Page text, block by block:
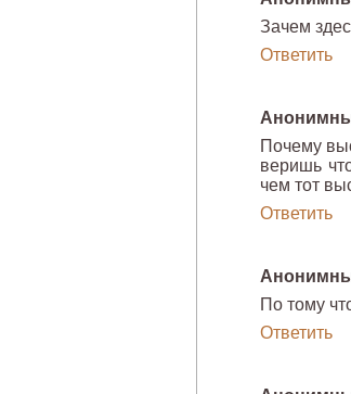
Зачем
Ответить
Почему
веришь
чем тот
Ответить
По тому
Ответить